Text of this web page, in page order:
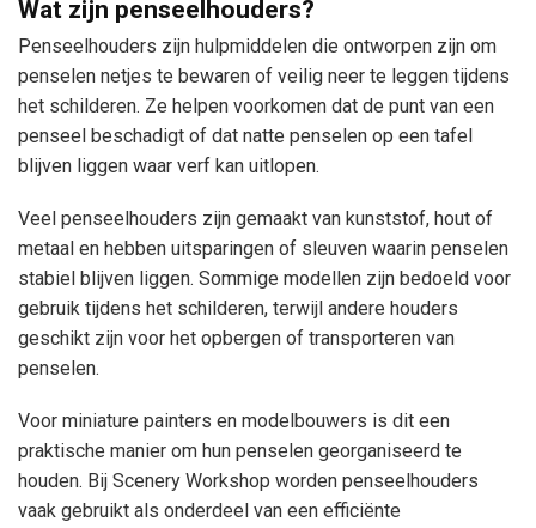
Wat zijn penseelhouders?
Penseelhouders zijn hulpmiddelen die ontworpen zijn om
penselen netjes te bewaren of veilig neer te leggen tijdens
het schilderen. Ze helpen voorkomen dat de punt van een
penseel beschadigt of dat natte penselen op een tafel
blijven liggen waar verf kan uitlopen.
Veel penseelhouders zijn gemaakt van kunststof, hout of
metaal en hebben uitsparingen of sleuven waarin penselen
stabiel blijven liggen. Sommige modellen zijn bedoeld voor
gebruik tijdens het schilderen, terwijl andere houders
geschikt zijn voor het opbergen of transporteren van
penselen.
Voor miniature painters en modelbouwers is dit een
praktische manier om hun penselen georganiseerd te
houden. Bij Scenery Workshop worden penseelhouders
vaak gebruikt als onderdeel van een efficiënte